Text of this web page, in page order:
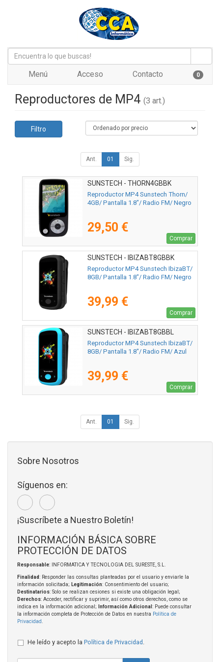
Menú Acceso Contacto 0
Reproductores de MP4 (3 art.)
Filtro
Ant. 01 Sig.
SUNSTECH - THORN4GBBK
Reproductor MP4 Sunstech Thorn/
4GB/ Pantalla 1.8"/ Radio FM/ Negro
29,50 €
Comprar
SUNSTECH - IBIZABT8GBBK
Reproductor MP4 Sunstech IbizaBT/
8GB/ Pantalla 1.8"/ Radio FM/ Negro
39,99 €
Comprar
SUNSTECH - IBIZABT8GBBL
Reproductor MP4 Sunstech IbizaBT/
8GB/ Pantalla 1.8"/ Radio FM/ Azul
39,99 €
Comprar
Ant. 01 Sig.
Sobre Nosotros
Síguenos en:
¡Suscríbete a Nuestro Boletín!
INFORMACIÓN BÁSICA SOBRE
PROTECCIÓN DE DATOS
Responsable: INFORMATICA Y TECNOLOGIA DEL SURESTE, S.L.
Finalidad: Responder las consultas planteadas por el usuario y enviarle la
información solicitada; Legitimación: Consentimiento del usuario;
Destinatarios: Solo se realizan cesiones si existe una obligación legal;
Derechos: Acceder, rectificar y suprimir, así como otros derechos, como se
indica en la información adicional;
Información Adicional : Puede consultar
la información completa de Protección de Datos en nuestra Política de
Privacidad
He leído y acepto la Política de Privacidad .